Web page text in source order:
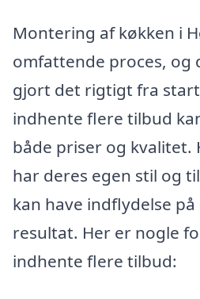
Montering af køkken i
omfattende proces, og
gjort det rigtigt fra
indhente flere tilbud
både priser og
har deres egen stil og
kan have indflydelse
resultat. Her er nogle
indhente flere tilbud: